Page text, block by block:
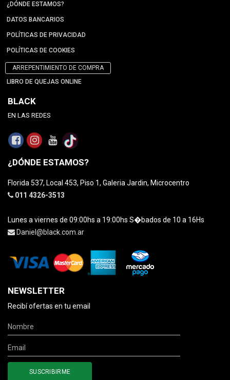
¿DÓNDE ESTAMOS?
DATOS BANCARIOS
POLÍTICAS DE PRIVACIDAD
POLÍTICAS DE COOKIES
ARREPENTIMIENTO DE COMPRA
LIBRO DE QUEJAS ONLINE
BLACK
EN LAS REDES
¿DÓNDE ESTAMOS?
Florida 537, Local 453, Piso 1, Galeria Jardin, Microcentro
011 4326-3513
Lunes a viernes de 09:00hs a 19:00hs S�bados de 10 a 16Hs
Daniel@black.com.ar
NEWSLETTER
Recibí ofertas en tu email